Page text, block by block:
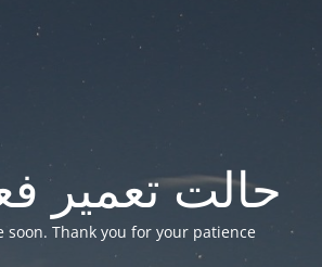
حالت تعمیر
Thank you for your patience!